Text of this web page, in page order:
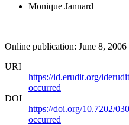
Monique Jannard
Online publication: June 8, 2006
URI
https://id.erudit.org/
occurred
DOI
https://doi.org/10.7202/
occurred